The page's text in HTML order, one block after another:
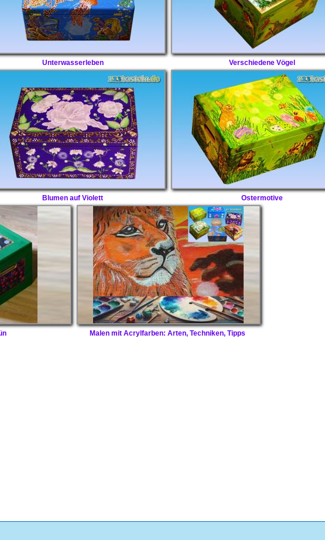
Unterwasserleben Verschiedene Vögel
Blumen auf Violett Ostermotive
Malen mit Acrylfarben: Arten, Techniken, Tipps